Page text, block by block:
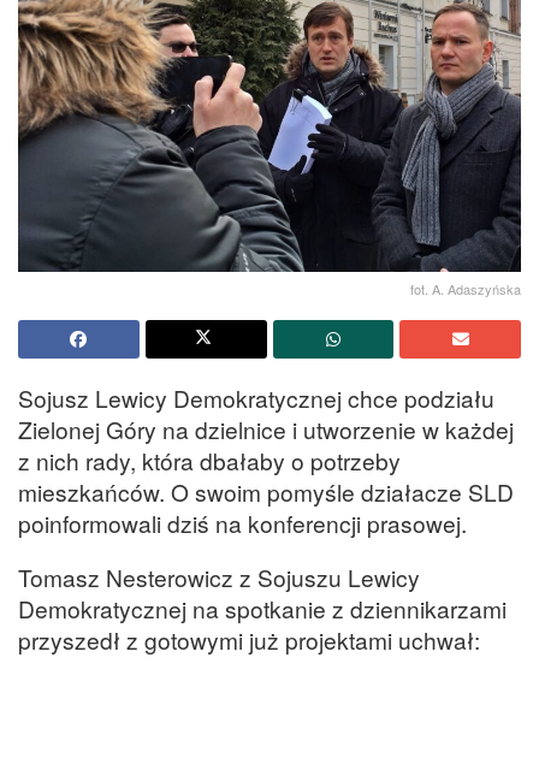
fot. A. Adaszyńska
Sojusz Lewicy Demokratycznej chce podziału
Zielonej Góry na dzielnice i utworzenie w każdej
z nich rady, która dbałaby o potrzeby
mieszkańców. O swoim pomyśle działacze SLD
poinformowali dziś na konferencji prasowej.
Tomasz Nesterowicz z Sojuszu Lewicy
Demokratycznej na spotkanie z dziennikarzami
przyszedł z gotowymi już projektami uchwał: